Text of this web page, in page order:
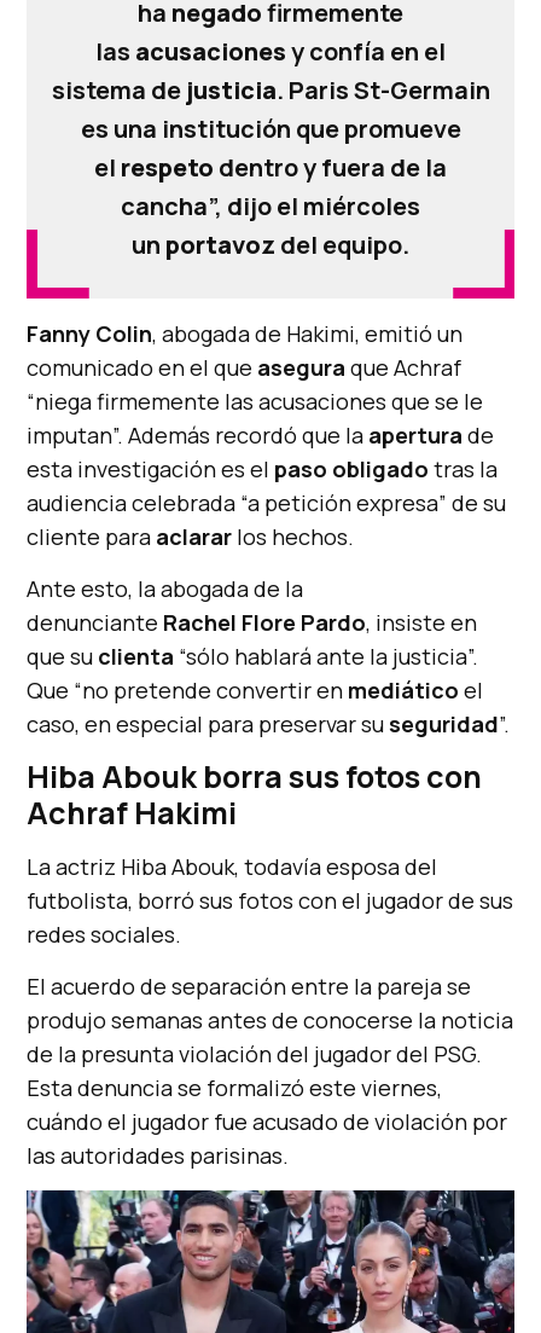
ha negadofirmemente
las acusacionesy confía en el
sistema de justicia. Paris St-Germain
es una institución que promueve
el respeto dentro y fuera de la
cancha”, dijo el miércoles
un portavoz del equipo.
Fanny Colin, abogada de Hakimi, emitió un
comunicado en el que asegura que Achraf
“niega firmemente las acusaciones que se le
imputan”. Además recordó que la apertura de
esta investigación es el paso obligado tras la
audiencia celebrada “a petición expresa” de su
cliente para aclarar los hechos.
Ante esto, la abogada de la
denunciante Rachel Flore Pardo, insiste en
que su clienta “sólo hablará ante la justicia”.
Que “no pretende convertir en mediático el
caso, en especial para preservar suseguridad”.
Hiba Abouk borra sus fotos con
Achraf Hakimi
La actriz Hiba Abouk, todavía esposa del
futbolista, borró sus fotos con el jugador de sus
redes sociales.
El acuerdo de separación entre la pareja se
produjo semanas antes de conocerse la noticia
de la presunta violación del jugador del PSG.
Esta denuncia se formalizó este viernes,
cuándo el jugador fue acusado de violación por
las autoridades parisinas.